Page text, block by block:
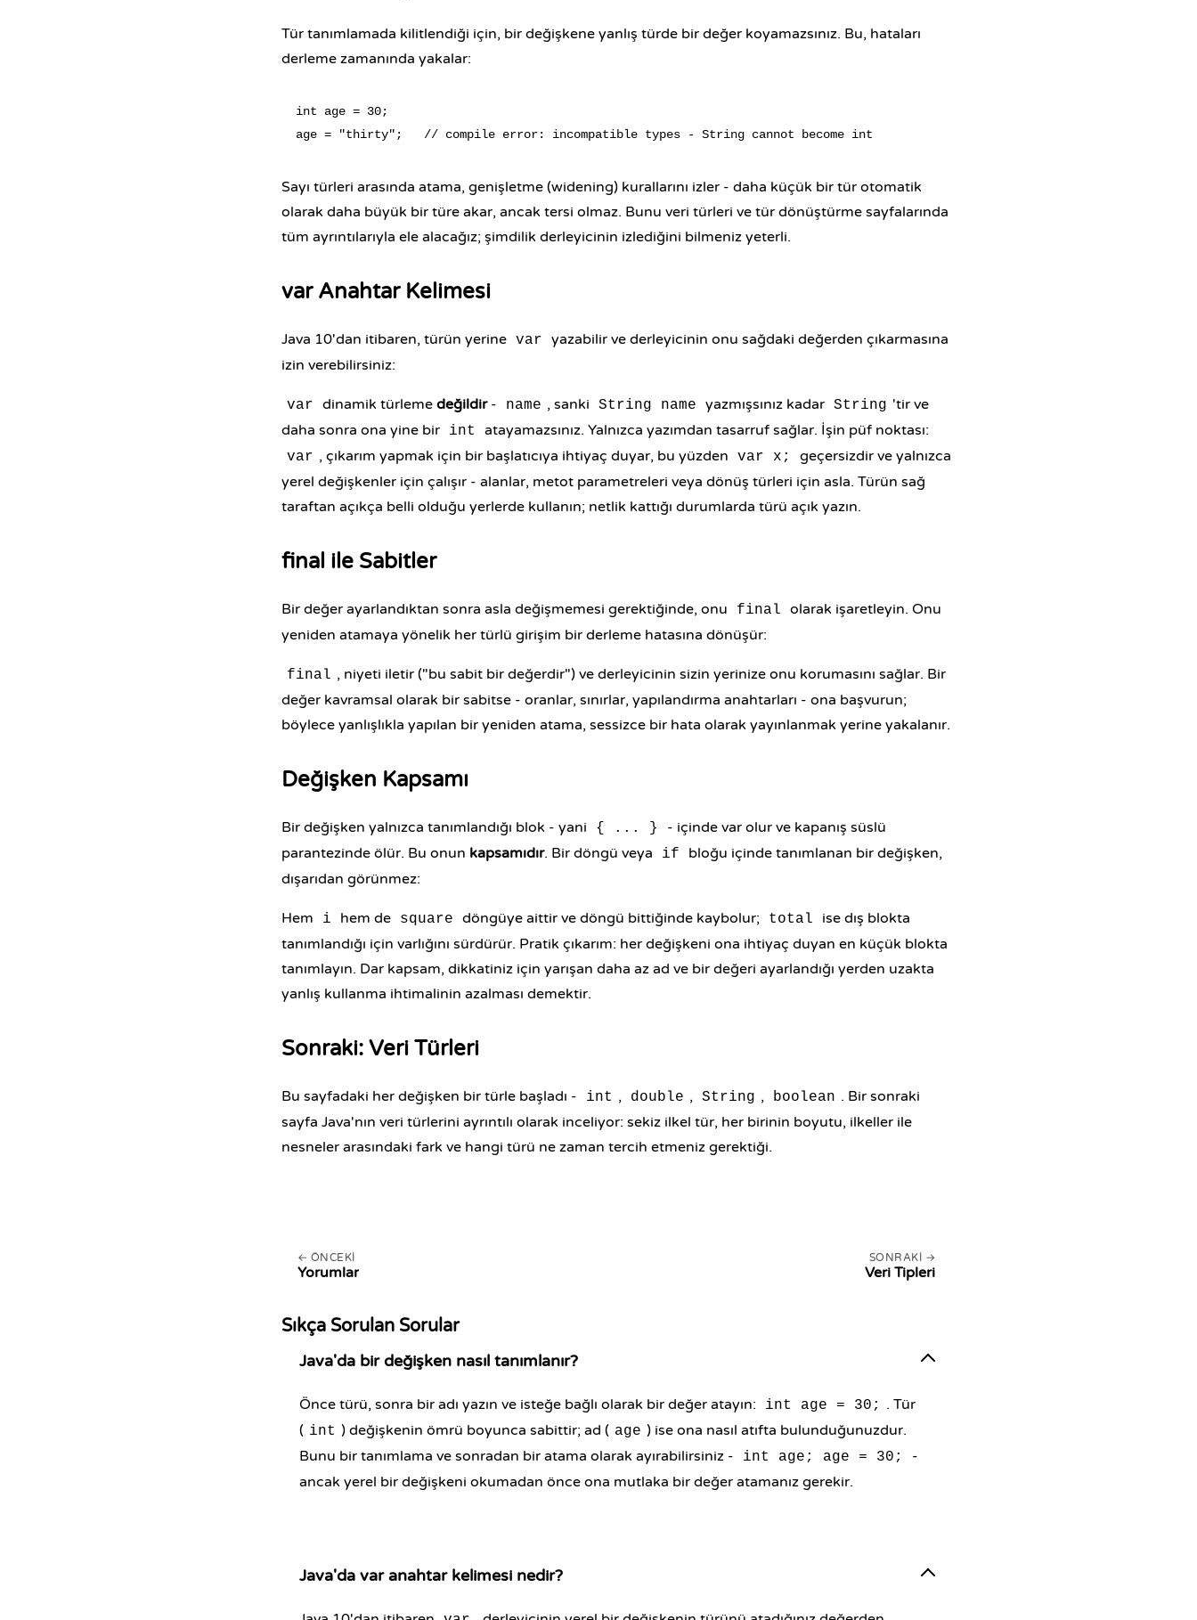
Tür tanımlamada kilitlendiği için, bir değişkene yanlış türde bir değer koyamazsınız. Bu, hataları
derleme zamanında yakalar:
int age = 30;
Sayı türleri arasında atama, genişletme (widening) kurallarını izler - daha küçük bir tür otomatik
olarak daha büyük bir türe akar, ancak tersi olmaz. Bunu veri türleri ve tür dönüştürme sayfalarında
tüm ayrıntılarıyla ele alacağız; şimdilik derleyicinin izlediğini bilmeniz yeterli.
var Anahtar Kelimesi
Java 10'dan itibaren, türün yerine var
yazabilir ve derleyicinin onu sağdaki değerden çıkarmasına
izin verebilirsiniz:
var dinamik türleme değildir- name , sanki String name yazmışsınız kadar String 'tir ve
daha sonra ona yine bir
int atayamazsınız. Yalnızca yazımdan tasarruf sağlar. İşin püf noktası:
var , çıkarım yapmak için bir başlatıcıya ihtiyaç duyar, bu yüzden var x;
geçersizdir ve yalnızca
yerel değişkenler için çalışır - alanlar, metot parametreleri veya dönüş türleri için asla. Türün sağ
taraftan açıkça belli olduğu yerlerde kullanın; netlik kattığı durumlarda türü açık yazın.
final ile Sabitler
Bir değer ayarlandıktan sonra asla değişmemesi gerektiğinde, onu final
olarak işaretleyin. Onu
yeniden atamaya yönelik her türlü girişim bir derleme hatasına dönüşür:
final , niyeti iletir ("bu sabit bir değerdir") ve derleyicinin sizin yerinize onu korumasını sağlar. Bir
değer kavramsal olarak bir sabitse - oranlar, sınırlar, yapılandırma anahtarları - ona başvurun;
böylece yanlışlıkla yapılan bir yeniden atama, sessizce bir hata olarak yayınlanmak yerine yakalanır.
Değişken Kapsamı
Bir değişken yalnızca tanımlandığı blok - yani { ... }
- içinde var olur ve kapanış süslü
parantezinde ölür. Bu onun kapsamıdır. Bir döngü veya if bloğu içinde tanımlanan bir değişken,
dışarıdan görünmez:
Hem i hem de square döngüye aittir ve döngü bittiğinde kaybolur; total
ise dış blokta
tanımlandığı için varlığını sürdürür. Pratik çıkarım: her değişkeni ona ihtiyaç duyan en küçük blokta
tanımlayın. Dar kapsam, dikkatiniz için yarışan daha az ad ve bir değeri ayarlandığı yerden uzakta
yanlış kullanma ihtimalinin azalması demektir.
Sonraki: Veri Türleri
Bu sayfadaki her değişken bir türle başladı - int , double , String , boolean . Bir sonraki
sayfa Java'nın veri türlerini ayrıntılı olarak inceliyor: sekiz ilkel tür, her birinin boyutu, ilkeller ile
nesneler arasındaki fark ve hangi türü ne zaman tercih etmeniz gerektiği.
ÖNCEKI
Yorumlar
SONRAKI
Veri Tipleri
Sıkça Sorulan Sorular
Java'da bir değişken nasıl tanımlanır?
Önce türü, sonra bir adı yazın ve isteğe bağlı olarak bir değer atayın: int age = 30;
. Tür
( int ) değişkenin ömrü boyunca sabittir; ad ( age ) ise ona nasıl atıfta bulunduğunuzdur.
Bunu bir tanımlama ve sonradan bir atama olarak ayırabilirsiniz -
int age; age = 30;
-
ancak yerel bir değişkeni okumadan önce ona mutlaka bir değer atamanız gerekir.
Java'da var anahtar kelimesi nedir?